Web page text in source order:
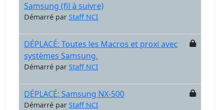
Samsung (fil à suivre)
Démarré parStaff NCI
DÉPLACÉ: Toutes les Macros et proxi avec
systèmes Samsung.
Démarré parStaff NCI
DÉPLACÉ: Samsung NX-500
Démarré parStaff NCI